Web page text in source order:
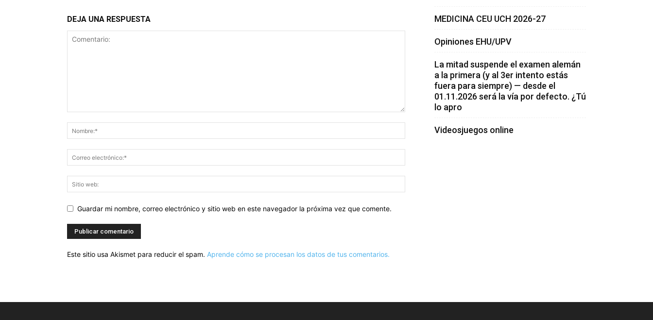
DEJA UNA RESPUESTA
Guardar mi nombre, correo electrónico y sitio web en este navegador la próxima vez que comente.
Este sitio usa Akismet para reducir el spam. Aprende cómo se procesan los datos de tus comentarios.
MEDICINA CEU UCH 2026-27
Opiniones EHU/UPV
La mitad suspende el examen alemán
a la primera (y al 3er intento estás
fuera para siempre) — desde el
01.11.2026 será la vía por defecto. ¿Tú
lo apro
Videosjuegos online